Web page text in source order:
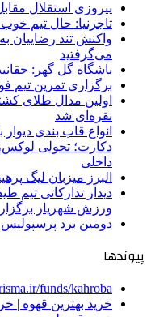
پیروزی استقلال
تاجرنیا: حال تیم
واکنش تند رضاییان
می‌گرفتید
باشگاه گل گهر:
برگزاری تمرین تیم
اولین مدال طلای
نقره‌ای شد
انواع قاب بندی
دکارت؛ تحولی
داخلی
البرز میزبان لیگ
دیدار تدارکاتی تیم
ورزش شهریار
دومین برد پرسپولیس
پیوندها
funds/kahroba
خرید بهترین قهوه |